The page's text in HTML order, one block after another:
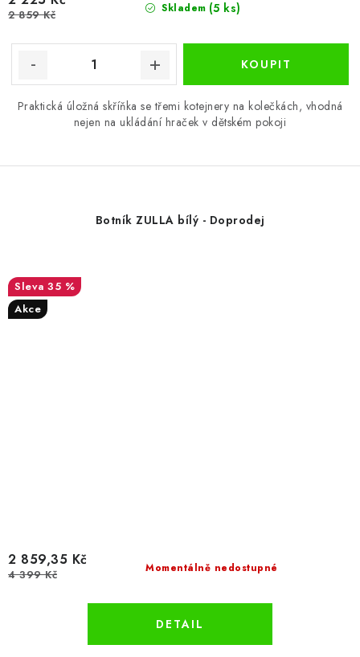
Skladem (5 ks)
2 859 Kč
Praktická úložná skříňka se třemi kotejnery na kolečkách, vhodná
nejen na ukládání hraček v dětském pokoji
Botník ZULLA bílý - Doprodej
35 %
Akce
Momentálně nedostupné
2 859,35 Kč
4 399 Kč